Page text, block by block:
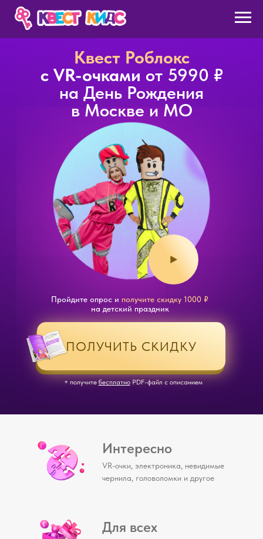
МО
Пройдите опрос и получите скидку 1000 ₽
на детский праздник
+ получите бесплатноPDF-файл с описанием
ПОЛУЧИТЬ СКИДКУ
Квест Роблокс
с VR-очками от 5990 ₽
на День Рождения
в Москве и МО
Интересно
VR-очки, электроника, невидимые
чернила, головоломки и другое
Для всех